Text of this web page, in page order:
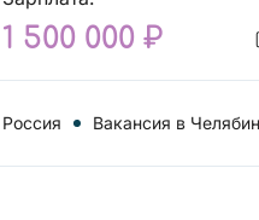
1 500 000 ₽
Россия Вакансия в